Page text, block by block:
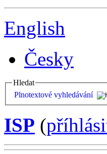
English
Česky
Hledat
Plnotextové vyhledávání
ISP (